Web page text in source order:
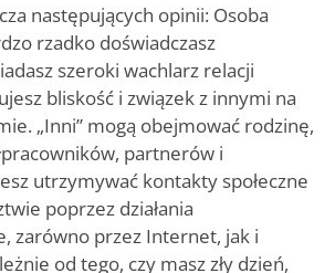
następujących opinii: Osoba
rzadko doświadczasz
szeroki wachlarz relacji
bliskość i związek z innymi na
„Inni” mogą obejmować rodzinę,
partnerów i
utrzymywać kontakty społeczne
poprzez działania
zarówno przez Internet, jak i
od tego, czy masz zły dzień,